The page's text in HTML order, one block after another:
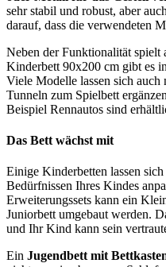
sehr stabil und robust, aber
darauf, dass die verwendeten
Neben der Funktionalität
Kinderbett 90x200 cm gibt es
Viele Modelle lassen sich auch
Tunneln zum Spielbett
Beispiel Rennautos sind
Das Bett wächst mit
Einige Kinderbetten lassen
Bedürfnissen Ihres Kindes
Erweiterungssets kann ein
Juniorbett umgebaut werden.
und Ihr Kind kann sein
Ein Jugendbett mit